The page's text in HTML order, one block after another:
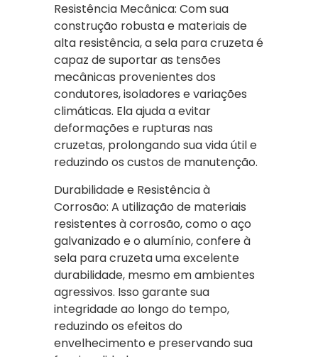
Resistência Mecânica: Com sua
construção robusta e materiais de
alta resistência, a sela para cruzeta é
capaz de suportar as tensões
mecânicas provenientes dos
condutores, isoladores e variações
climáticas. Ela ajuda a evitar
deformações e rupturas nas
cruzetas, prolongando sua vida útil e
reduzindo os custos de manutenção.
Durabilidade e Resistência à
Corrosão: A utilização de materiais
resistentes à corrosão, como o aço
galvanizado e o alumínio, confere à
sela para cruzeta uma excelente
durabilidade, mesmo em ambientes
agressivos. Isso garante sua
integridade ao longo do tempo,
reduzindo os efeitos do
envelhecimento e preservando sua